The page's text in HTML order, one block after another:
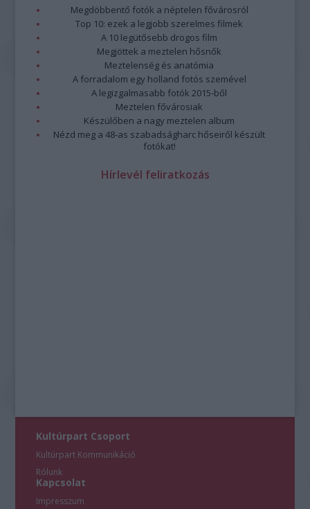
Megdöbbentő fotók a néptelen fővárosról
Top 10: ezek a legjobb szerelmes filmek
A 10 legütősebb drogos film
Megjöttek a meztelen hősnők
Meztelenség és anatómia
A forradalom egy holland fotós szemével
A legizgalmasabb fotók 2015-ből
Meztelen fővárosiak
Készülőben a nagy meztelen album
Nézd meg a 48-as szabadságharc hőseiről készült
fotókat!
Hírlevél feliratkozás
Kultúrpart Csoport
Kultúrpart Kommunikáció
Rólunk
Kapcsolat
Impresszum